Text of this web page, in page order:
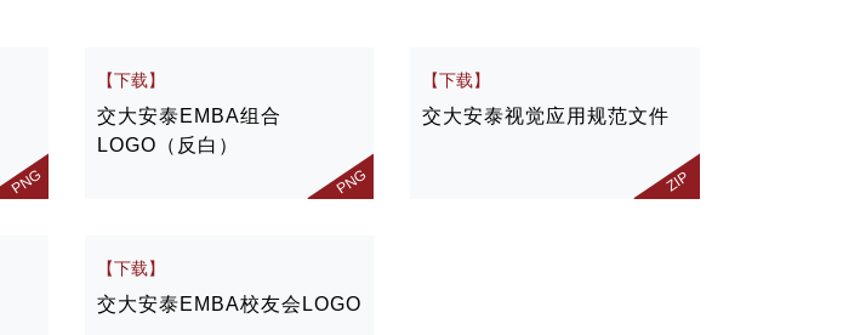
PNG
【下载】
交大安泰EMBA组合
LOGO（反白）
PNG
【下载】
交大安泰视觉应用规范文件
ZIP
【下载】
交大安泰EMBA校友会LOGO